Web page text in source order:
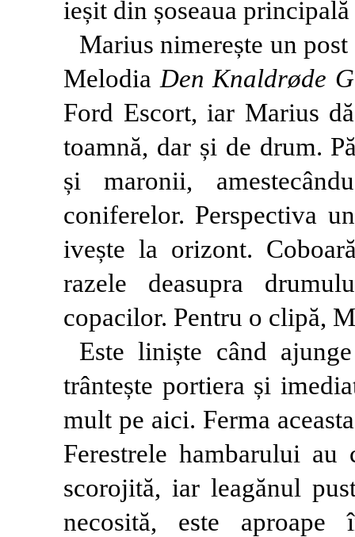
ieșit din șoseaua
Marius nimerește un
Melodia Den Knaldrøde
Ford Escort, iar Marius
toamnă, dar și de drum.
și maronii,
coniferelor. Perspectiva
ivește la orizont.
razele deasupra
copacilor. Pentru o clipă,
Este liniște când
trântește portiera și
mult pe aici. Ferma
Ferestrele hambarului
scorojită, iar leagănul
necosită, este